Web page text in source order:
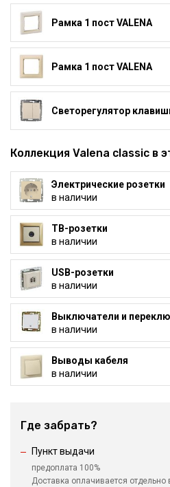
Рамка 1 пост VALENA
Рамка 1 пост VALENA
Светорегулятор
Коллекция Valena classic в
Электрические розетки
в наличии
ТВ-розетки
в наличии
USB-розетки
в наличии
Выключатели и
в наличии
Выводы кабеля
в наличии
Где забрать?
Пункт выдачи
предоплата 100%
Доставка оплачивается отдельно